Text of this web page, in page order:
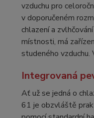
vzduchu pro
v doporučeném
chlazení a
místnosti, má
studeného
Integrovaná
Ať už se jedná o
61 je obzvláště